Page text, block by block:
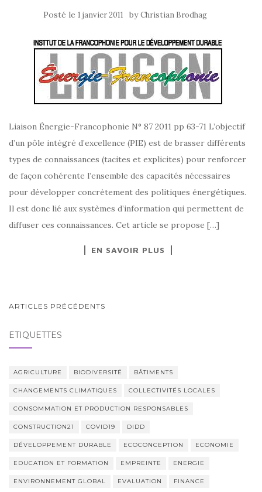
Posté le 1 janvier 2011 byChristian Brodhag
Liaison Énergie-Francophonie N° 87 2011 pp 63-71 L’objectif
d’un pôle intégré d’excellence (PIE) est de brasser différents
types de connaissances (tacites et explicites) pour renforcer
de façon cohérente l’ensemble des capacités nécessaires
pour développer concrètement des politiques énergétiques.
Il est donc lié aux systèmes d’information qui permettent de
diffuser ces connaissances. Cet article se propose […]
EN SAVOIR PLUS
NAVIGATION
SEIN
ARTICLES
ARTICLES PRÉCÉDENTS
ÉTIQUETTES
AGRICULTURE BIODIVERSITÉ BÂTIMENTS
CHANGEMENTS CLIMATIQUES COLLECTIVITÉS LOCALES
CONSOMMATION ET PRODUCTION RESPONSABLES
CONSTRUCTION21 COVID19 DIDD
DÉVELOPPEMENT DURABLE ECOCONCEPTION ECONOMIE
EDUCATION ET FORMATION EMPREINTE ENERGIE
ENVIRONNEMENT GLOBAL EVALUATION FINANCE